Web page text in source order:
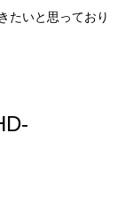
たいと思っており